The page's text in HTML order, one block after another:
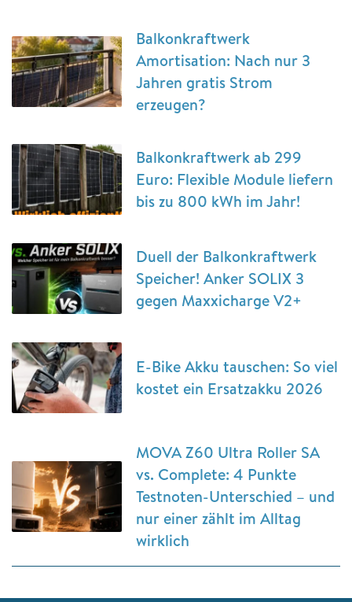
Balkonkraftwerk
Amortisation: Nach nur 3
Jahren gratis Strom
erzeugen?
Balkonkraftwerk ab 299
Euro: Flexible Module liefern
bis zu 800 kWh im Jahr!
Duell der Balkonkraftwerk
Speicher! Anker SOLIX 3
gegen Maxxicharge V2+
E-Bike Akku tauschen: So viel
kostet ein Ersatzakku 2026
MOVA Z60 Ultra Roller SA
vs. Complete: 4 Punkte
Testnoten-Unterschied – und
nur einer zählt im Alltag
wirklich